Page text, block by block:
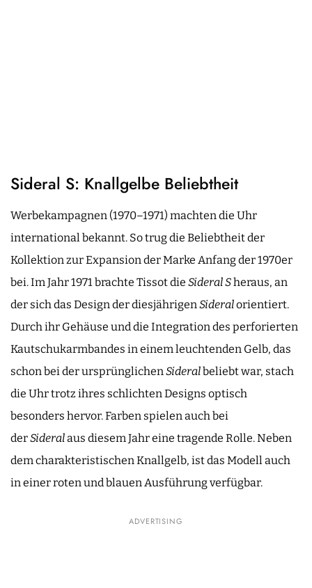
Sideral S: Knallgelbe Beliebtheit
Werbekampagnen (1970–1971) machten die Uhr
international bekannt. So trug die Beliebtheit der
Kollektion zur Expansion der Marke Anfang der 1970er
bei.Im Jahr 1971 brachte Tissot die Sideral Sheraus, an
der sich das Design der diesjährigen Sideralorientiert.
Durch ihr Gehäuse und die Integration des perforierten
Kautschukarmbandes in einem leuchtenden Gelb, das
schon bei der ursprünglichen Sideralbeliebt war, stach
die Uhr trotz ihres schlichten Designs optisch
besonders hervor. Farben spielen auch bei
derSideralaus diesem Jahr eine tragende Rolle. Neben
dem charakteristischen Knallgelb, ist das Modell auch
in einer roten und blauen Ausführung verfügbar.
ADVERTISING